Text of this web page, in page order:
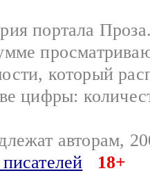
портала
который
цифры:
авторам,
18+